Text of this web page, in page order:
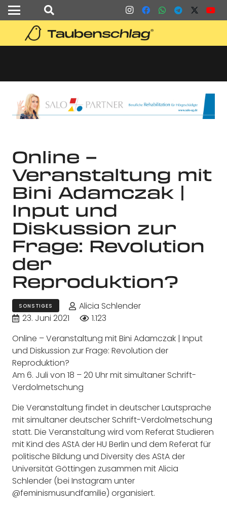
Online –
Veranstaltung mit
Bini Adamczak |
Input und
Diskussion zur
Frage: Revolution
der
Reproduktion?
SONSTIGES
Alicia Schlender
23. Juni 2021
1.123
Online – Veranstaltung mit Bini Adamczak | Input
und Diskussion zur Frage: Revolution der
Reproduktion?
Am 6. Juli von 18 – 20 Uhr mit simultaner Schrift-
Verdolmetschung
Die Veranstaltung findet in deutscher Lautsprache
mit simultaner deutscher Schrift-Verdolmetschung
statt. Die Veranstaltung wird vom Referat Studieren
mit Kind des AStA der HU Berlin und dem Referat für
politische Bildung und Diversity des AStA der
Universität Göttingen zusammen mit Alicia
Schlender (bei Instagram unter
@feminismusundfamilie) organisiert.